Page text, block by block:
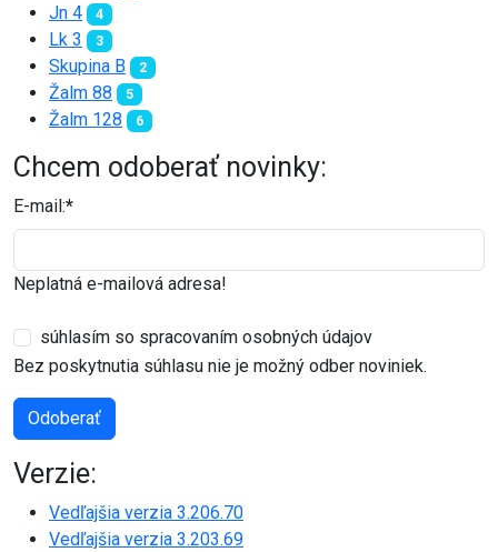
Jn 4 4
Lk 3 3
Skupina B 2
Žalm 88 5
Žalm 128 6
Chcem odoberať novinky:
E-mail:*
Neplatná e-mailová adresa!
súhlasím so spracovaním osobných údajov
Bez poskytnutia súhlasu nie je možný odber noviniek.
Odoberať
Verzie:
Vedľajšia verzia 3.206.70
Vedľajšia verzia 3.203.69